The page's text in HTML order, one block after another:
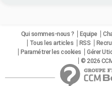
Qui sommes-nous ? Equipe
Tous les articles
RSS
Paramétrer les cookies
Gérer
© 2026